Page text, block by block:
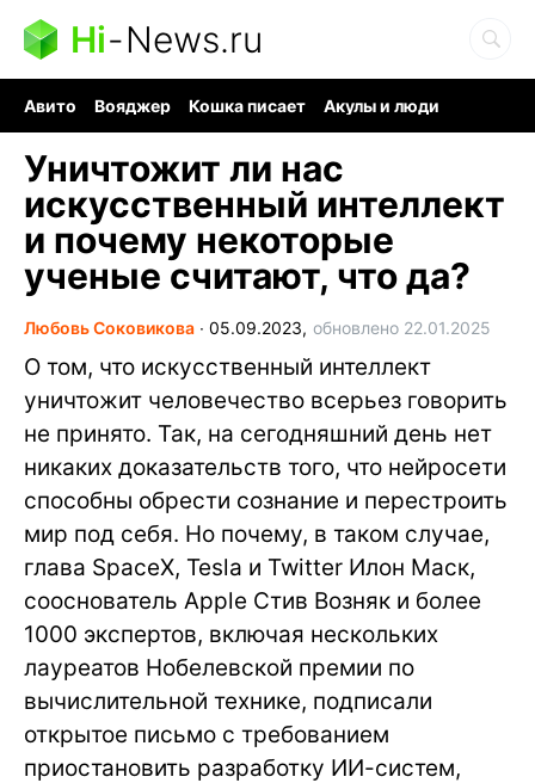
Hi-News.ru
Авито Вояджер Кошка писает
Акулы и люди
Уничтожит ли нас
искусственный интеллект
и почему некоторые
ученые считают, что да?
Любовь Соковикова ∙ 05.09.2023, обновлено 22.01.2025
О том, что искусственный интеллект
уничтожит человечество всерьез говорить
не принято. Так, на сегодняшний день нет
никаких доказательств того, что нейросети
способны обрести сознание и перестроить
мир под себя. Но почему, в таком случае,
глава SpaceX, Tesla и Twitter Илон Маск,
сооснователь Apple Стив Возняк и более
1000 экспертов, включая нескольких
лауреатов Нобелевской премии по
вычислительной технике, подписали
открытое письмо с требованием
приостановить разработку ИИ-систем,